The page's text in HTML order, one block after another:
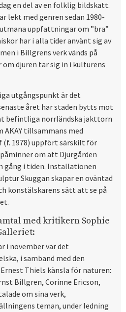
en del av en folklig bildskatt.
lekt med genren sedan 1980-
uppfattningar om ”bra”
har i alla tider använt sig av
i Billgrens verk vänds på
om djuren tar sig in i kulturens
utgångspunkt är det
året har staden bytts mot
befintliga norrländska jakttorn
AKAY tillsammans med
(f. 1978) uppfört särskilt för
om att Djurgården
gång i tiden. Installationen
Skuggan skapar en oväntad
konstälskarens sätt att se på
med kritikern Sophie
i november var det
i samband med den
Thiels känsla för naturen:
Billgren, Corinne Ericson,
om sina verk,
teman, under ledning